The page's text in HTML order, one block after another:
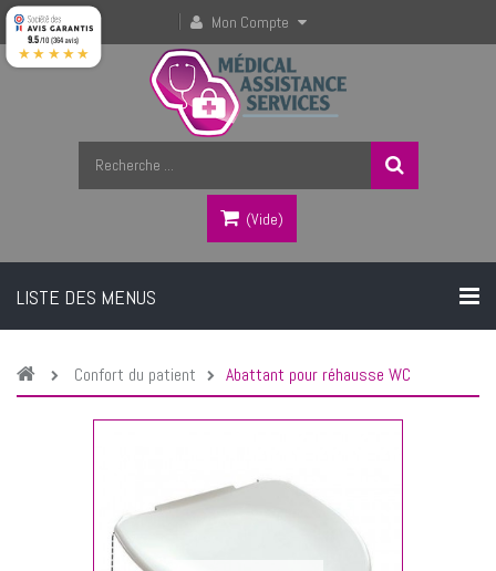
Mon Compte
(vide)
LISTE DES MENUS
Confort du patient Abattant pour réhausse WC
9.5/10 (364 avis)
★★★★★